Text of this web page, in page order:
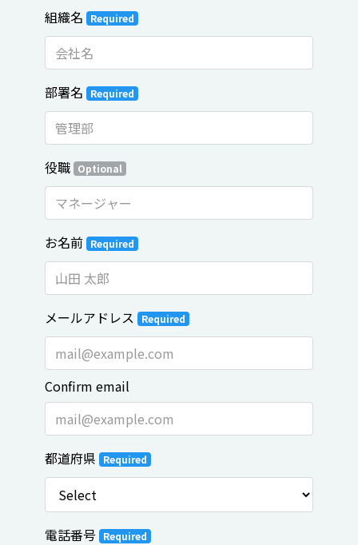
組織名 Required
部署名 Required
役職 Optional
お名前 Required
メールアドレス Required
Confirm email
都道府県 Required
電話番号 Required